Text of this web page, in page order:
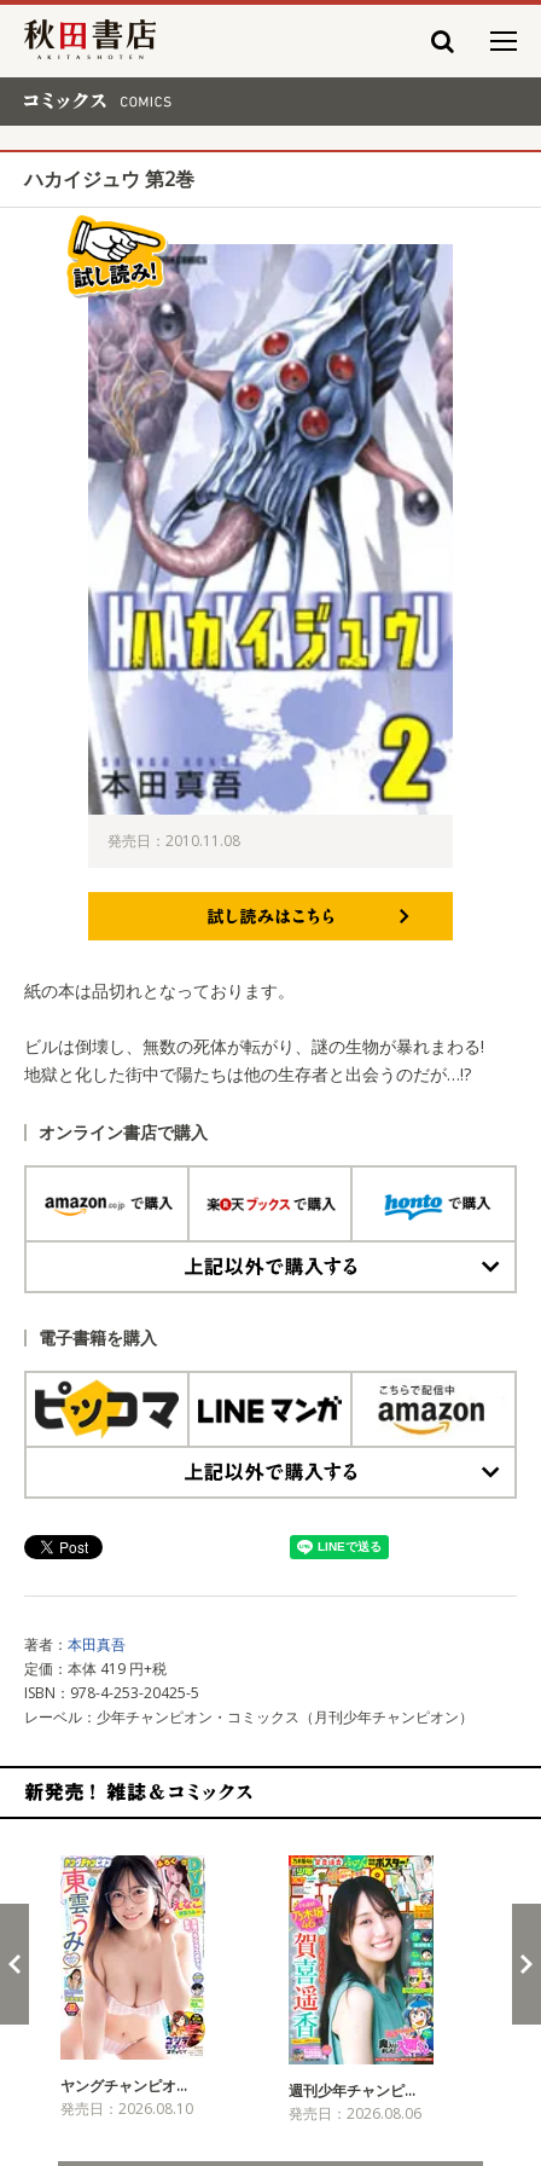
秋田書店
ハカイジュウ 第2巻
発売日：2010.11.08
紙の本は品切れとなっております。
ビルは倒壊し、無数の死体が転がり、謎の生物が暴れまわる!
地獄と化した街中で陽たちは他の生存者と出会うのだが…!?
オンライン書店で購入
電子書籍を購入
著者： 本田真吾
定価：本体 419 円+税
ISBN：978-4-253-20425-5
レーベル：少年チャンピオン・コミックス（月刊少年チャンピオン）
ヤングチャンピオ…
発売日：2026.08.10
週刊少年チャンピ…
発売日：2026.08.06